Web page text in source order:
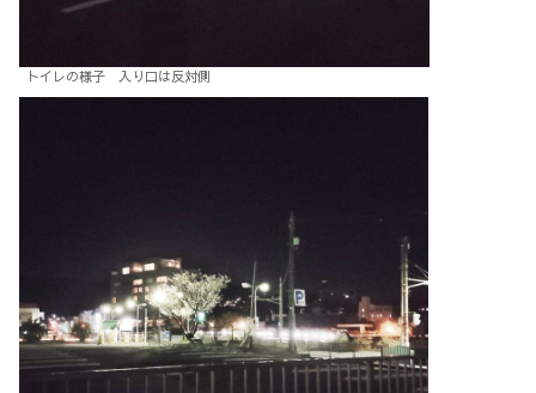
トイレの様子 入り口は反対側